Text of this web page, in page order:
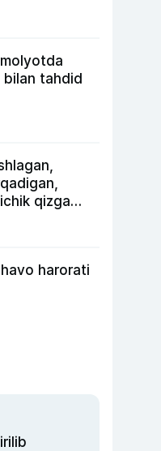
tahdid
qizga
Umarov
harorati